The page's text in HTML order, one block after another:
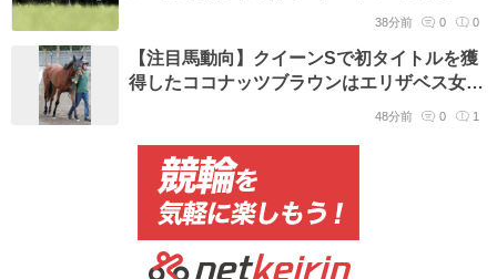
38分前 0 0
【注目馬動向】クイーンSで初タイトルを獲
得したココナッツブラウンはエリザベス女王
48分前 0 1